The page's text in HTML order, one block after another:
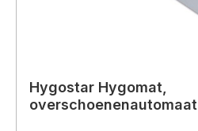
Hygostar Hygomat,
overschoenenautomaat